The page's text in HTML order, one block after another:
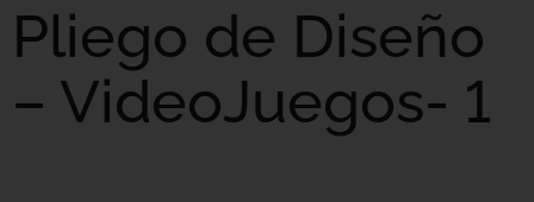
Pliego de Diseño
– VideoJuegos- 1